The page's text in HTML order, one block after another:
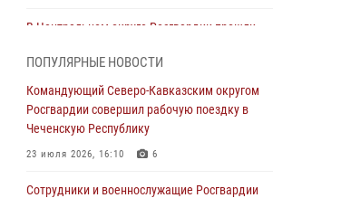
В Центральном округе Росгвардии прошли
И.К. Яковлева
06 августа 2026, 13:24
Росгвардейцы задержали мужчину,
открывшего стрельбу в Подмосковье (видео)
ПОПУЛЯРНЫЕ НОВОСТИ
Командующий Северо-Кавказским округом
Росгвардии совершил рабочую поездку в
Чеченскую Республику
23 июля 2026, 16:10 6
Сотрудники и военнослужащие Росгвардии